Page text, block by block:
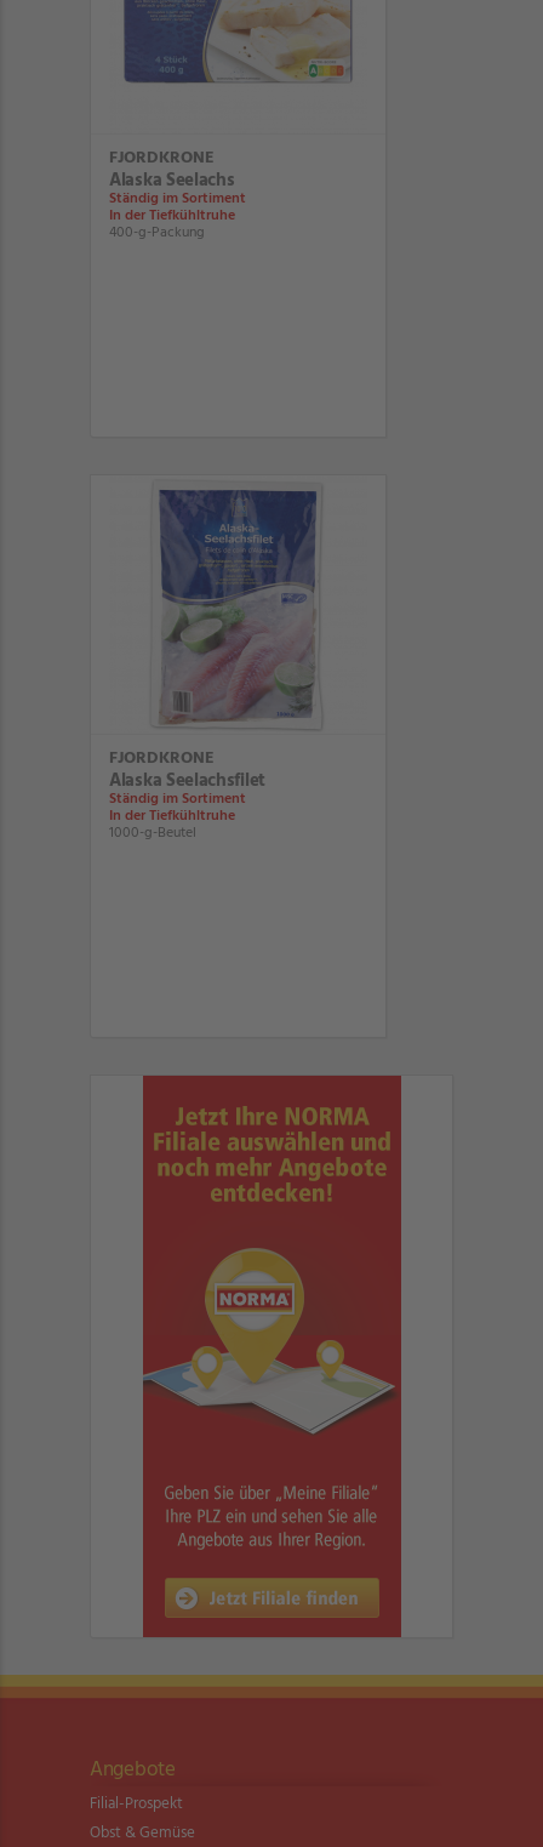
FJORDKRONE
Alaska Seelachs
Ständig im Sortiment
In der Tiefkühltruhe
400-g-Packung
FJORDKRONE
Alaska Seelachsfilet
Ständig im Sortiment
In der Tiefkühltruhe
1000-g-Beutel
Angebote
Filial-Prospekt
Obst & Gemüse